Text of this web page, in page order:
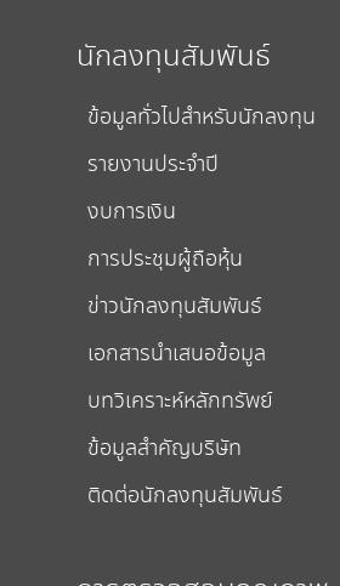
นักลงทุนสัมพันธ์
ข้อมูลทั่วไปสำหรับนักลงทุน
รายงานประจำปี
งบการเงิน
การประชุมผู้ถือหุ้น
ข่าวนักลงทุนสัมพันธ์
เอกสารนำเสนอข้อมูล
บทวิเคราะห์หลักทรัพย์
ข้อมูลสำคัญบริษัท
ติดต่อนักลงทุนสัมพันธ์